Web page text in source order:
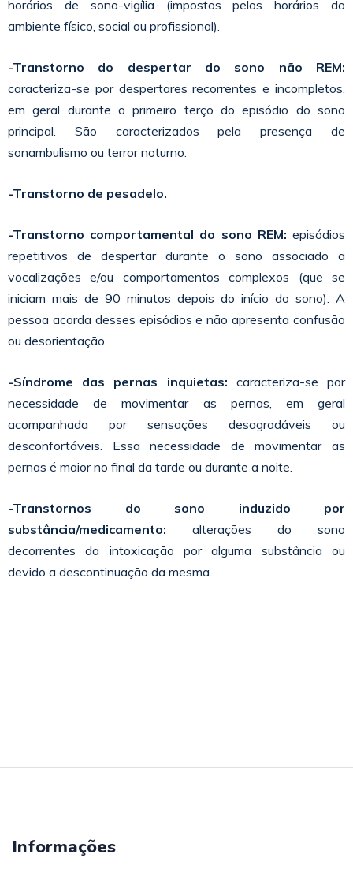
horários de sono-vigília (impostos pelos horários do
ambiente físico, social ou profissional).
-Transtorno do despertar do sono não REM:
caracteriza-se por despertares recorrentes e incompletos,
em geral durante o primeiro terço do episódio do sono
principal. São caracterizados pela presença de
sonambulismo ou terror noturno.
-Transtorno de pesadelo.
-Transtorno comportamental do sono REM: episódios
repetitivos de despertar durante o sono associado a
vocalizações e/ou comportamentos complexos (que se
iniciam mais de 90 minutos depois do início do sono). A
pessoa acorda desses episódios e não apresenta confusão
ou desorientação.
-Síndrome das pernas inquietas: caracteriza-se por
necessidade de movimentar as pernas, em geral
acompanhada por sensações desagradáveis ou
desconfortáveis. Essa necessidade de movimentar as
pernas é maior no final da tarde ou durante a noite.
-Transtornos do sono induzido por
substância/medicamento: alterações do sono
decorrentes da intoxicação por alguma substância ou
devido a descontinuação da mesma.
Informações